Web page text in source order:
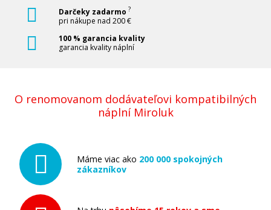
Originálny toner
47,90 €
Ricoh 842082 (841595) (Azúrový)
Darčeky zadarmo ?
pri nákupe nad 200 €
100 % garancia kvality
garancia kvality náplní
O renomovanom dodávateľovi kompatibilných
náplní Miroluk
Máme viac ako 200 000 spokojných
zákazníkov